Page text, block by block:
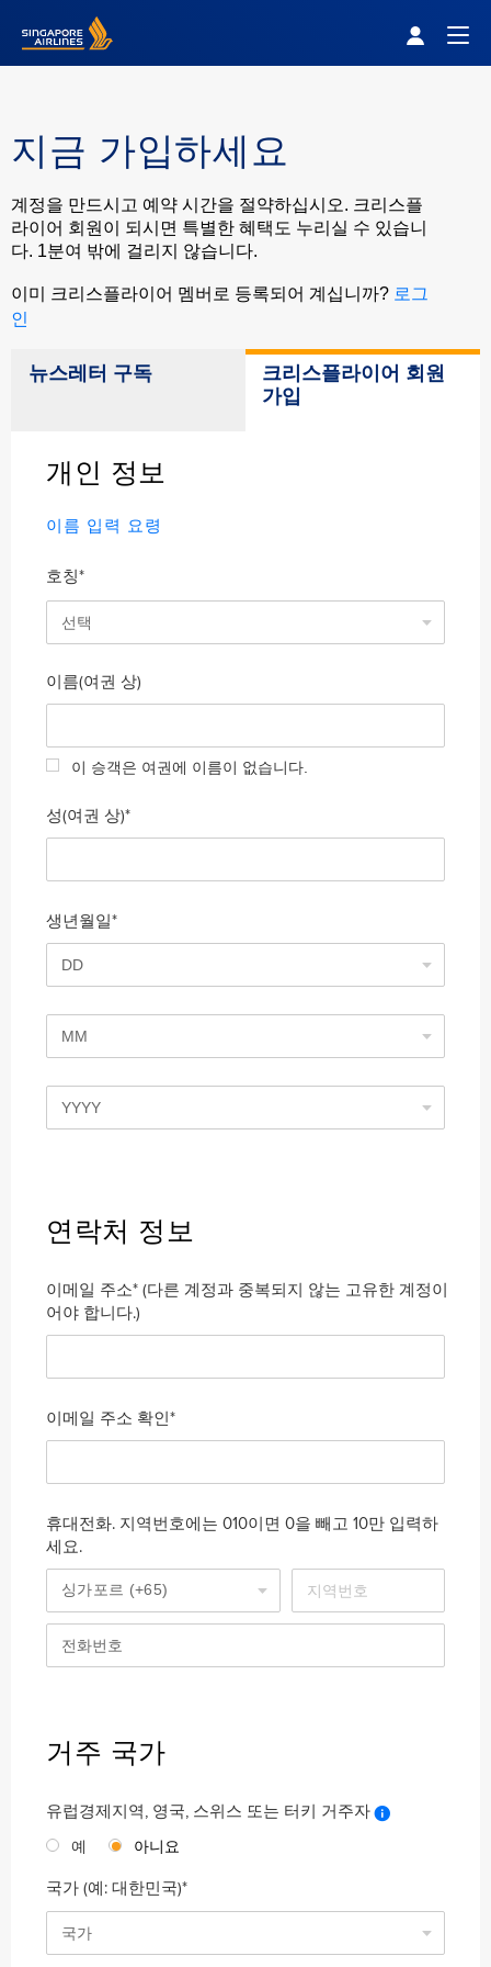
Singapore Airlines Home
지금 가입하세요
계정을 만드시고 예약 시간을 절약하십시오. 크리스플
라이어 회원이 되시면 특별한 혜택도 누리실 수 있습니
다. 1분여 밖에 걸리지 않습니다.
이미 크리스플라이어 멤버로 등록되어 계십니까? 로그
인
뉴스레터 구독
크리스플라이어 회원
가입
개인 정보
이름 입력 요령
호칭*
선택
이름(여권 상)
이 승객은 여권에 이름이 없습니다.
성(여권 상)*
생년월일*
DD
MM
YYYY
연락처 정보
이메일 주소* (다른 계정과 중복되지 않는 고유한 계정이
어야 합니다.)
이메일 주소 확인*
휴대전화. 지역번호에는 010이면 0을 빼고 10만 입력하
세요.
거주 국가
유럽경제지역, 영국, 스위스 또는 터키 거주자
예 아니요
국가 (예: 대한민국)*